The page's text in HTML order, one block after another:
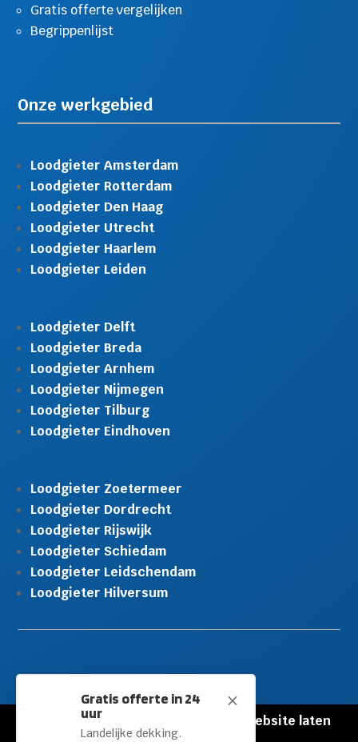
M
Gratis offerte in 24
uur
Landelijke dekking.
Gratis offerte vergelijken
Begrippenlijst
Onze werkgebied
Loodgieter Amsterdam
Loodgieter Rotterdam
Loodgieter Den Haag
Loodgieter Utrecht
Loodgieter Haarlem
Loodgieter Leiden
Loodgieter Delft
Loodgieter Breda
Loodgieter Arnhem
Loodgieter Nijmegen
Loodgieter Tilburg
Loodgieter Eindhoven
Loodgieter Zoetermeer
Loodgieter Dordrecht
Loodgieter Rijswijk
Loodgieter Schiedam
Loodgieter Leidschendam
Loodgieter Hilversum
© Copyright Loodgieters Kwartier |
Website laten